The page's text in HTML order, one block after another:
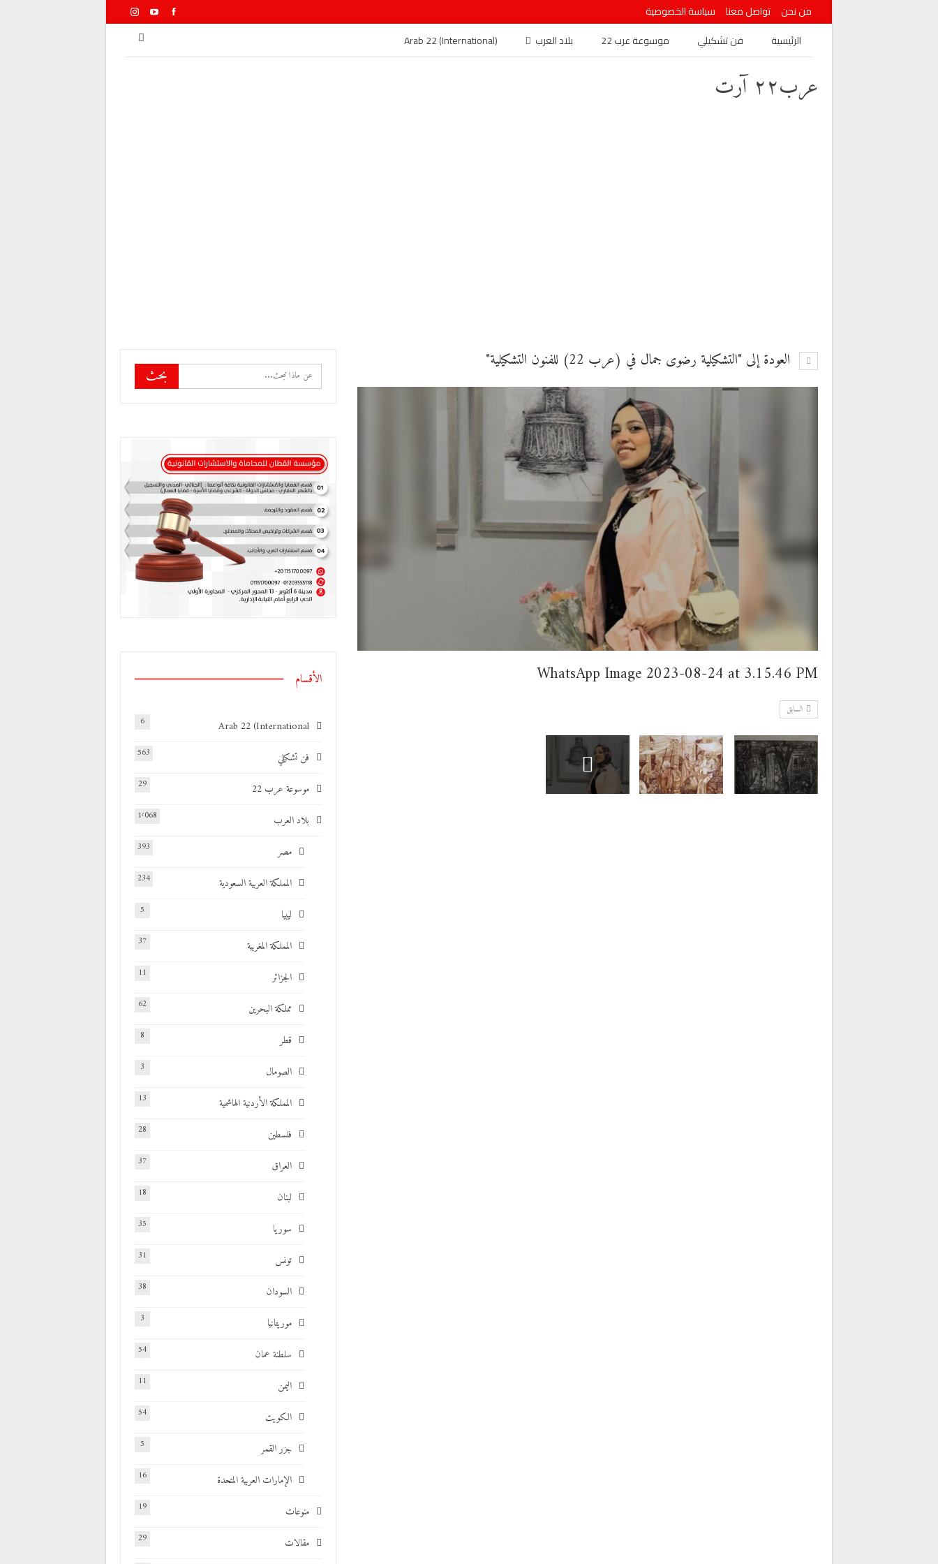
من نحن تواصل معنا
سياسة الخصوصية
الرئيسية
فن تشكيلي موسوعة عرب 22 بلاد العرب Arab 22 (International)
عرب٢٢ آرت
العودة إلى "التشكيلية رضوى جمال في (عرب 22) للفنون التشكيلية"
WhatsApp Image 2023-08-24 at 3.15.46 PM
السابق
الأقسام
Arab 22 (International
6
فن تشكيلي 563
موسوعة عرب 22 29
بلاد العرب 1٬068
مصر 393
المملكة العربية السعودية 234
ليبيا 5
المملكة المغربية 37
الجزائر 11
مملكة البحرين 62
قطر 8
الصومال 3
المملكة الأردنية الهاشمية 13
فلسطين 28
العراق 37
لبنان 18
سوريا 35
تونس 31
السودان 38
موريتانيا 3
سلطنة عمان 54
اليمن 11
الكويت 54
جزر القمر 5
الإمارات العربية المتحدة 16
منوعات 19
مقالات 29